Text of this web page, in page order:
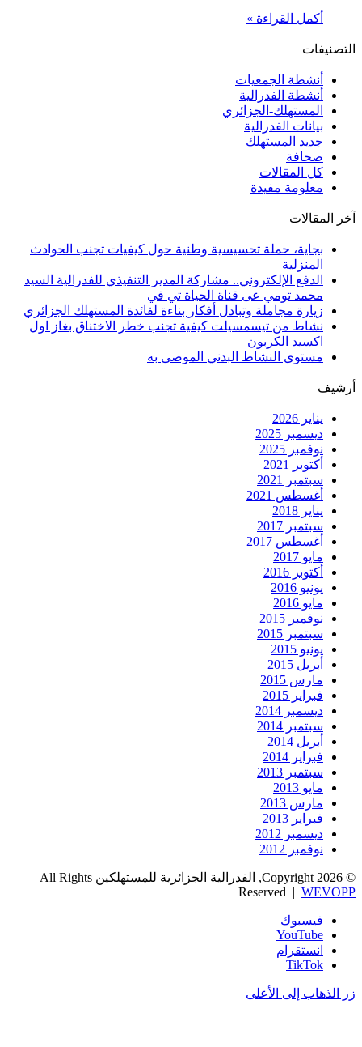
أكمل القراءة »
التصنيفات
أنشطة الجمعيات
أنشطة الفدرالية
المستهلك-الجزائري
بيانات الفدرالية
جديد المستهلك
صحافة
كل المقالات
معلومة مفيدة
آخر المقالات
بجاية، حملة تحسيسية وطنية حول كيفيات تجنب الحوادث
المنزلية
الدفع الإلكتروني.. مشاركة المدير التنفيذي للفدرالية السيد
محمد تومي عى قناة الحياة تي في
زيارة مجاملة وتبادل أفكار بناءة لفائدة المستهلك الجزائري
نشاط من تيسمسيلت كيفية تجنب خطر الاختناق بغاز اول
اكسيد الكربون
مستوى النشاط البدني الموصى به
أرشيف
يناير 2026
ديسمبر 2025
نوفمبر 2025
أكتوبر 2021
سبتمبر 2021
أغسطس 2021
يناير 2018
سبتمبر 2017
أغسطس 2017
مايو 2017
أكتوبر 2016
يونيو 2016
مايو 2016
نوفمبر 2015
سبتمبر 2015
يونيو 2015
أبريل 2015
مارس 2015
فبراير 2015
ديسمبر 2014
سبتمبر 2014
أبريل 2014
فبراير 2014
سبتمبر 2013
مايو 2013
مارس 2013
فبراير 2013
ديسمبر 2012
نوفمبر 2012
© Copyright 2026, الفدرالية الجزائرية للمستهلكين All Rights
Reserved | WEVOPP
فيسبوك
‫YouTube
انستقرام
‫TikTok
زر الذهاب إلى الأعلى